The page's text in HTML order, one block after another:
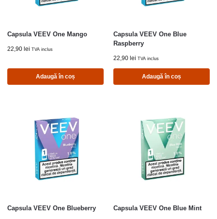
Capsula VEEV One Mango
22,90 lei TVA inclus
Adaugă în coș
Capsula VEEV One Blue
Raspberry
22,90 lei TVA inclus
Adaugă în coș
Capsula VEEV One Blueberry Capsula VEEV One Blue Mint